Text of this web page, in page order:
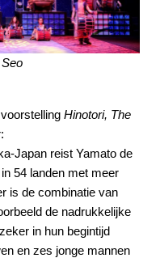
Hinotori, The
Japan reist Yamato de
54 landen met meer
is de combinatie van
de nadrukkelijke
in hun begintijd
en zes jonge mannen